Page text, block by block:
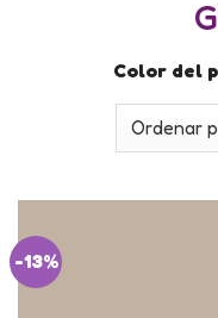
Color del
-13%